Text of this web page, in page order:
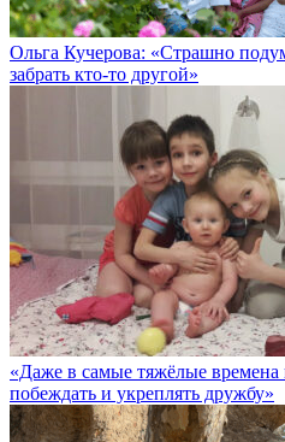
Ольга Кучерова: «Страшно
забрать кто-то другой»
«Даже в самые тяжёлые времена
побеждать и укреплять дружбу»